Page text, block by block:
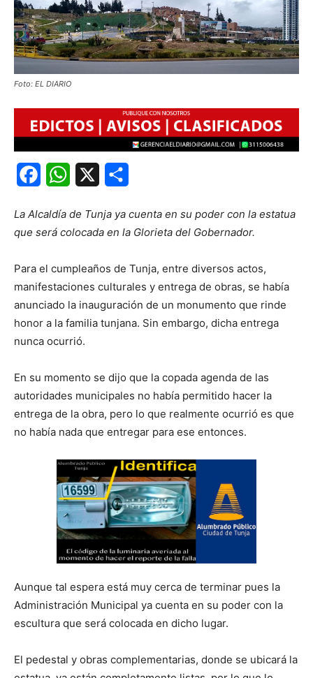
Foto: EL DIARIO
FacebookWhatsApp
La Alcaldía de Tunja ya cuenta en su poder con la estatua
que será colocada en la Glorieta del Gobernador.
Para el cumpleaños de Tunja, entre diversos actos,
manifestaciones culturales y entrega de obras, se había
anunciado la inauguración de un monumento que rinde
honor a la familia tunjana. Sin embargo, dicha entrega
nunca ocurrió.
En su momento se dijo que la copada agenda de las
autoridades municipales no había permitido hacer la
entrega de la obra, pero lo que realmente ocurrió es que
no había nada que entregar para ese entonces.
Aunque tal espera está muy cerca de terminar pues la
Administración Municipal ya cuenta en su poder con la
escultura que será colocada en dicho lugar.
El pedestal y obras complementarias, donde se ubicará la